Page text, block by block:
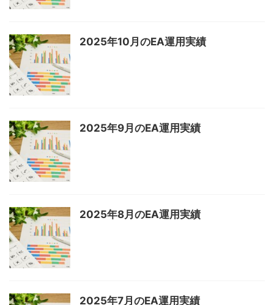
2025年10月のEA運用実績
2025年9月のEA運用実績
2025年8月のEA運用実績
2025年7月のEA運用実績